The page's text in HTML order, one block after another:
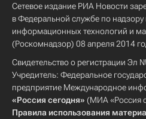
Сетевое издание РИА Новости
в Федеральной службе по надзору
информационных технологий и
(Роскомнадзор) 08 апреля 2014
Свидетельство о регистрации
Учредитель: Федеральное
предприятие Международное
«Россия сегодня» (МИА «Россия
Правила использования